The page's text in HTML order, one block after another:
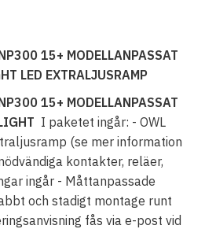
15+ MODELLANPASSAT
LED EXTRALJUSRAMP
15+ MODELLANPASSAT
I paketet ingår: - OWL
(se mer information
kontakter, reläer,
ingår - Måttanpassade
och stadigt montage runt
fås via e-post vid